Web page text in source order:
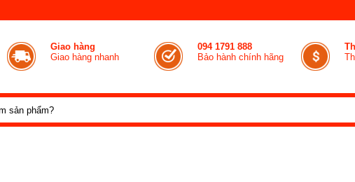
Giao hàng
Giao hàng nhanh
094 1791 888
Bảo hành chính hãng